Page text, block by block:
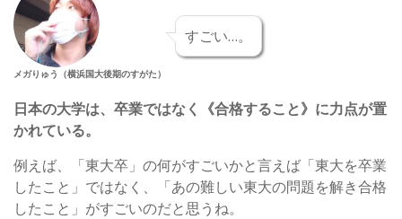
メガりゅう（横浜国大後期のすがた）
すごい…。
日本の大学は、卒業ではなく《合格すること》に力点が置
かれている。
例えば、「東大卒」の何がすごいかと言えば「東大を卒業
したこと」ではなく、「あの難しい東大の問題を解き合格
したこと」がすごいのだと思うね。